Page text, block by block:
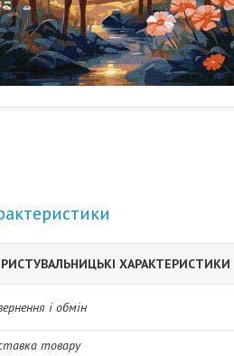
ХАРАКТЕРИСТИКИ
і обмін
товару